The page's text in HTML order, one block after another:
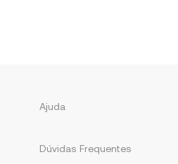
Ajuda
Dúvidas Frequentes